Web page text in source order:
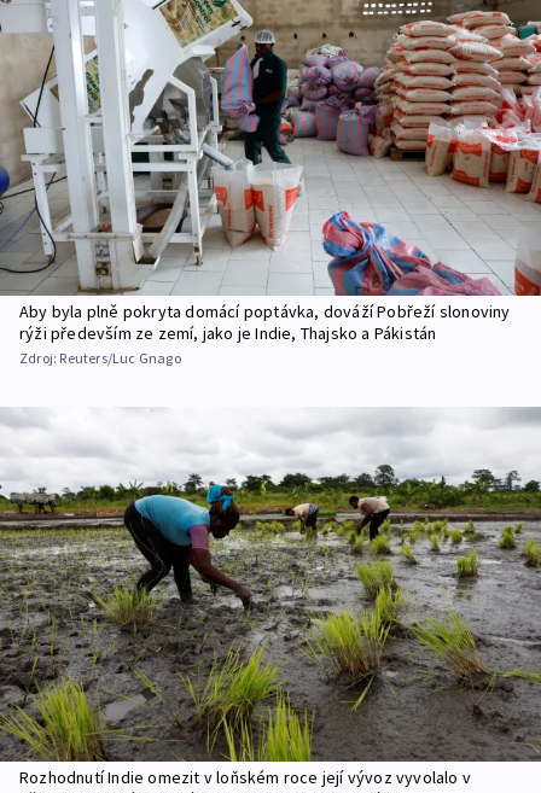
Aby byla plně pokryta domácí poptávka, dováží Pobřeží slonoviny
rýži především ze zemí, jako je Indie, Thajsko a Pákistán
Zdroj: Reuters/Luc Gnago
Rozhodnutí Indie omezit v loňském roce její vývoz vyvolalo v